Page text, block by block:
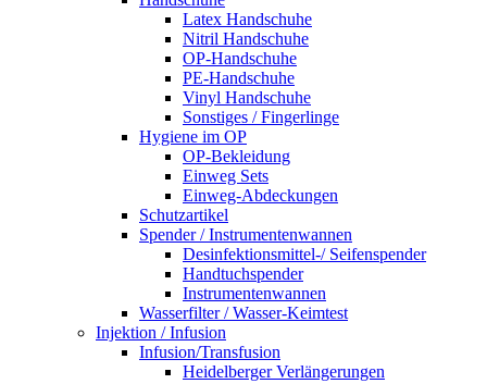
Latex Handschuhe
Nitril Handschuhe
OP-Handschuhe
PE-Handschuhe
Vinyl Handschuhe
Sonstiges / Fingerlinge
Hygiene im OP
OP-Bekleidung
Einweg Sets
Einweg-Abdeckungen
Schutzartikel
Spender / Instrumentenwannen
Desinfektionsmittel-/ Seifenspender
Handtuchspender
Instrumentenwannen
Wasserfilter / Wasser-Keimtest
Injektion / Infusion
Infusion/Transfusion
Heidelberger Verlängerungen